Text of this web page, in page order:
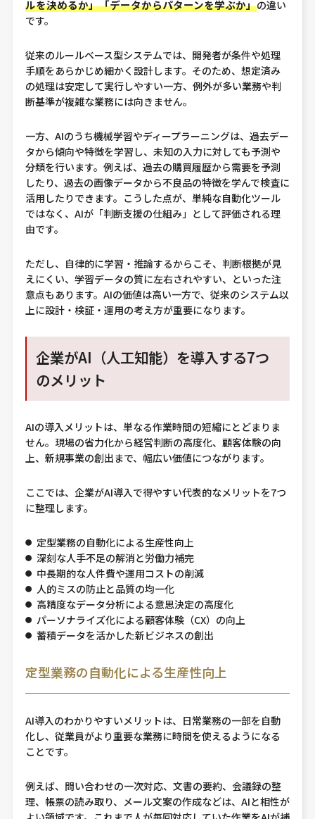
ルを決めるか」「データからパターンを学ぶか」の違い
です。
従来のルールベース型システムでは、開発者が条件や処理
手順をあらかじめ細かく設計します。そのため、想定済み
の処理は安定して実行しやすい一方、例外が多い業務や判
断基準が複雑な業務には向きません。
一方、AIのうち機械学習やディープラーニングは、過去デー
タから傾向や特徴を学習し、未知の入力に対しても予測や
分類を行います。例えば、過去の購買履歴から需要を予測
したり、過去の画像データから不良品の特徴を学んで検査に
活用したりできます。こうした点が、単純な自動化ツール
ではなく、AIが「判断支援の仕組み」として評価される理
由です。
ただし、自律的に学習・推論するからこそ、判断根拠が見
えにくい、学習データの質に左右されやすい、といった注
意点もあります。AIの価値は高い一方で、従来のシステム以
上に設計・検証・運用の考え方が重要になります。
企業がAI（人工知能）を導入する7つ
のメリット
AIの導入メリットは、単なる作業時間の短縮にとどまりま
せん。現場の省力化から経営判断の高度化、顧客体験の向
上、新規事業の創出まで、幅広い価値につながります。
ここでは、企業がAI導入で得やすい代表的なメリットを7つ
に整理します。
定型業務の自動化による生産性向上
深刻な人手不足の解消と労働力補完
中長期的な人件費や運用コストの削減
人的ミスの防止と品質の均一化
高精度なデータ分析による意思決定の高度化
パーソナライズ化による顧客体験（CX）の向上
蓄積データを活かした新ビジネスの創出
定型業務の自動化による生産性向上
AI導入のわかりやすいメリットは、日常業務の一部を自動
化し、従業員がより重要な業務に時間を使えるようになる
ことです。
例えば、問い合わせの一次対応、文書の要約、会議録の整
理、帳票の読み取り、メール文案の作成などは、AIと相性が